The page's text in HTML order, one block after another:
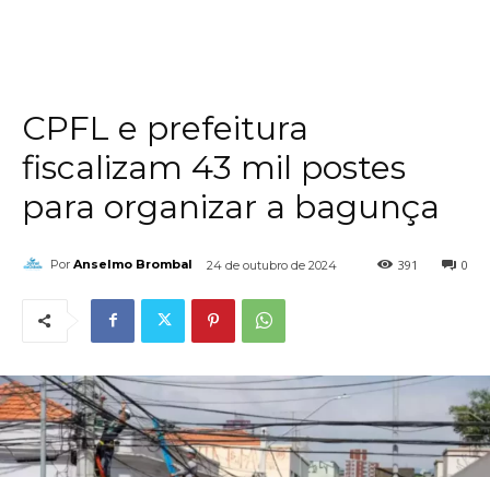
CPFL e prefeitura
fiscalizam 43 mil postes
para organizar a bagunça
Por Anselmo Brombal 24 de outubro de 2024 0
391